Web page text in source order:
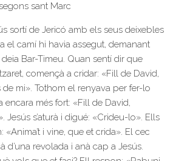
sant Marc
sortí de Jericó amb els seus deixebles
el camí hi havia assegut, demanant
Bar-Timeu. Quan sentí dir que
començà a cridar: «Fill de David,
mi». Tothom el renyava per fer-lo
encara més fort: «Fill de David,
s’aturà i digué: «Crideu-lo». Ells
i vine, que et crida». El cec
d’una revolada i anà cap a Jesús.